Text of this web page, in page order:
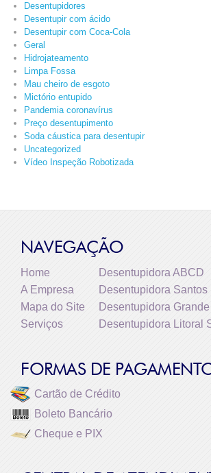
Desentupidores
Desentupir com ácido
Desentupir com Coca-Cola
Geral
Hidrojateamento
Limpa Fossa
Mau cheiro de esgoto
Mictório entupido
Pandemia coronavírus
Preço desentupimento
Soda cáustica para desentupir
Uncategorized
Vídeo Inspeção Robotizada
NAVEGAÇÃO
Home
A Empresa
Mapa do Site
Serviços
Desentupidora ABCD
Desentupidora Santos
Desentupidora
Desentupidora Litoral
FORMAS DE
Cartão de Crédito
Boleto Bancário
Cheque e PIX